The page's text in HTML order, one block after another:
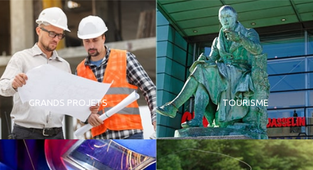
GRANDS PROJETS TOURISME